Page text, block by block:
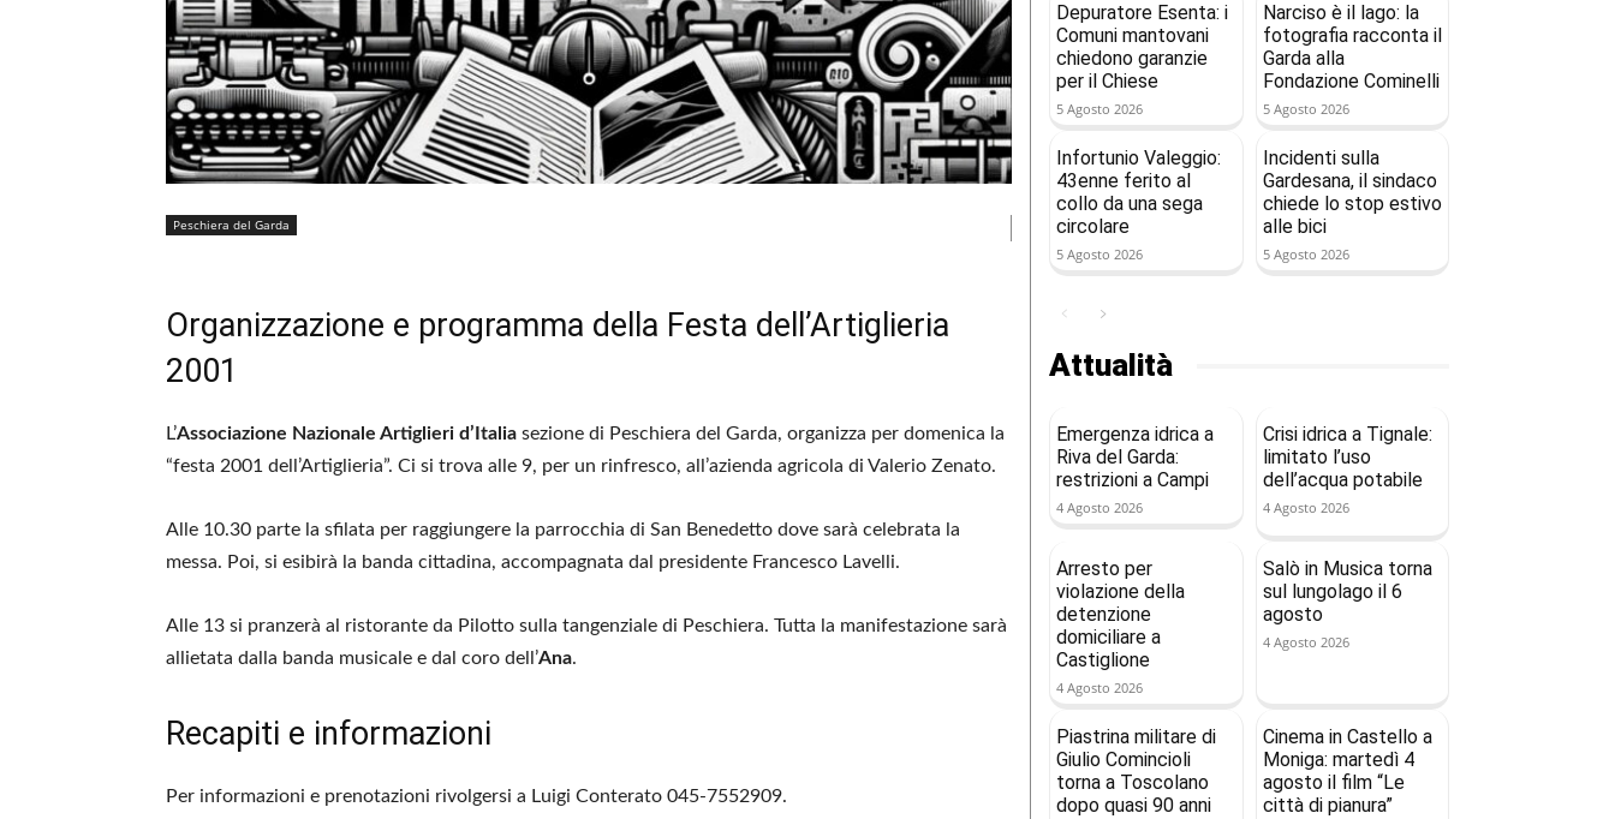
Peschiera del Garda
Organizzazione e programma della Festa dell’Artiglieria
2001
L’Associazione Nazionale Artiglieri d’Italia sezione di Peschiera del Garda, organizza per domenica la
“festa 2001 dell’Artiglieria”. Ci si trova alle 9, per un rinfresco, all’azienda agricola di Valerio Zenato.
Alle 10.30 parte la sfilata per raggiungere la parrocchia di San Benedetto dove sarà celebrata la
messa. Poi, si esibirà la banda cittadina, accompagnata dal presidente Francesco Lavelli.
Alle 13 si pranzerà al ristorante da Pilotto sulla tangenziale di Peschiera. Tutta la manifestazione sarà
allietata dalla banda musicale e dal coro dell’Ana.
Recapiti e informazioni
Per informazioni e prenotazioni rivolgersi a Luigi Conterato 045-7552909.
Depuratore Esenta: i
Comuni mantovani
chiedono garanzie
per il Chiese
5 Agosto 2026
Narciso è il lago: la
fotografia racconta il
Garda alla
Fondazione Cominelli
5 Agosto 2026
Infortunio Valeggio:
43enne ferito al
collo da una sega
circolare
5 Agosto 2026
Incidenti sulla
Gardesana, il sindaco
chiede lo stop estivo
alle bici
5 Agosto 2026
Attualità
Emergenza idrica a
Riva del Garda:
restrizioni a Campi
4 Agosto 2026
Crisi idrica a Tignale:
limitato l’uso
dell’acqua potabile
4 Agosto 2026
Arresto per
violazione della
detenzione
domiciliare a
Castiglione
4 Agosto 2026
Salò in Musica torna
sul lungolago il 6
agosto
4 Agosto 2026
Piastrina militare di
Giulio Comincioli
torna a Toscolano
dopo quasi 90 anni
Cinema in Castello a
Moniga: martedì 4
agosto il film “Le
città di pianura”